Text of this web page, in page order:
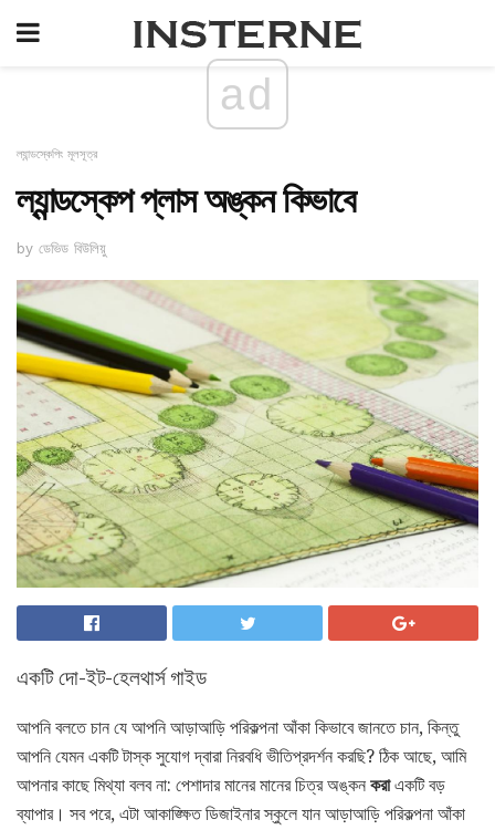
ad
ল্যান্ডস্কেপিং মূলসূত্র
ল্যান্ডস্কেপ প্লাস অঙ্কন কিভাবে
by ডেভিড বিউলিয়ু
একটি দো-ইট-হেলথার্স গাইড
আপনি বলতে চান যে আপনি আড়াআড়ি পরিকল্পনা আঁকা কিভাবে জানতে চান, কিন্তু
আপনি যেমন একটি টাস্ক সুযোগ দ্বারা নিরবধি ভীতিপ্রদর্শন করছি? ঠিক আছে, আমি
আপনার কাছে মিথ্যা বলব না: পেশাদার মানের মানের চিত্র অঙ্কন করাএকটি বড়
ব্যাপার। সব পরে, এটা আকাঙ্ক্ষিত ডিজাইনার স্কুলে যান আড়াআড়ি পরিকল্পনা আঁকা